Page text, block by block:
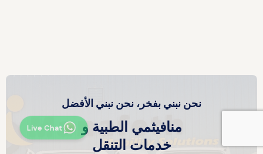
نحن نبني بفخر، نحن نبني الأفضل
منافيثمي الطبية و
خدمات التنقل
Live Chat